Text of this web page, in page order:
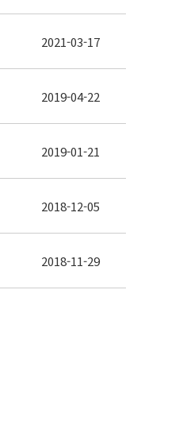
2021-03-17
2019-04-22
2019-01-21
2018-12-05
2018-11-29